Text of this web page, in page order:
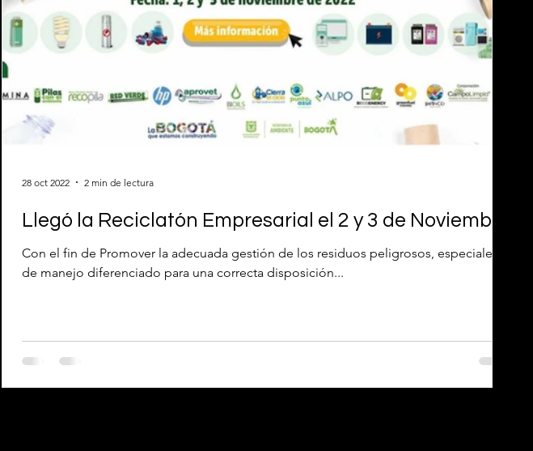
Llegó la Reciclatón Empresarial el 2 y 3 de Noviembre
Con el fin de Promover la adecuada gestión de los residuos peligrosos, especiales y
de manejo diferenciado para una correcta disposición...
28 oct 2022 2 min de lectura